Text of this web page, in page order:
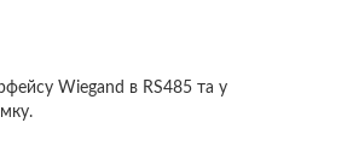
Wiegand в RS485 та у